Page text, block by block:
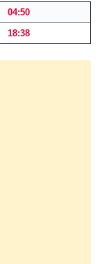
04:50
18:38